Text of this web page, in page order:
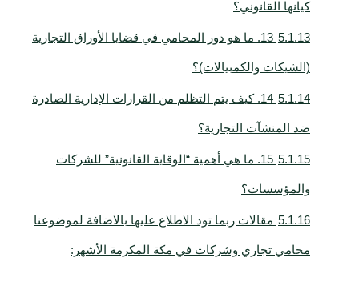
كيانها القانوني؟
5.1.13 13. ما هو دور المحامي في قضايا الأوراق التجارية
(الشيكات والكمبيالات)؟
5.1.14 14. كيف يتم التظلم من القرارات الإدارية الصادرة
ضد المنشآت التجارية؟
5.1.15 15. ما هي أهمية “الوقاية القانونية” للشركات
والمؤسسات؟
5.1.16 مقالات ربما تود الاطلاع عليها بالاضافة لموضوعنا
محامي تجاري وشركات في مكة المكرمة الأشهر: